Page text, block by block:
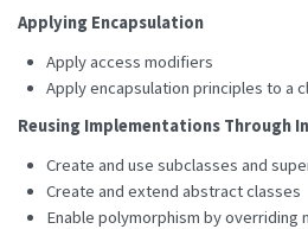
Applying Encapsulation
Apply access modifiers
Apply encapsulation principles to a
Reusing Implementations Through
Create and use subclasses and
Create and extend abstract classes
Enable polymorphism by overriding